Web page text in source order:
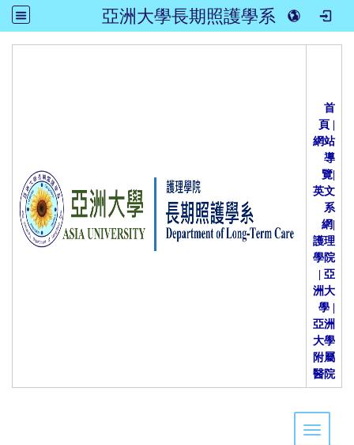
亞洲大學長期照護學系
首
頁 |
網站
導
覽|
英文
系
網|
護理
學院
| 亞
洲大
學 |
亞洲
大學
附屬
醫院
Toggle